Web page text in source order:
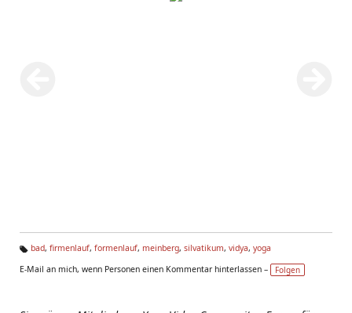
g
bad, firmenlauf, formenlauf, meinberg, silvatikum, vidya, yoga
E-Mail an mich, wenn Personen einen Kommentar hinterlassen –
Folgen